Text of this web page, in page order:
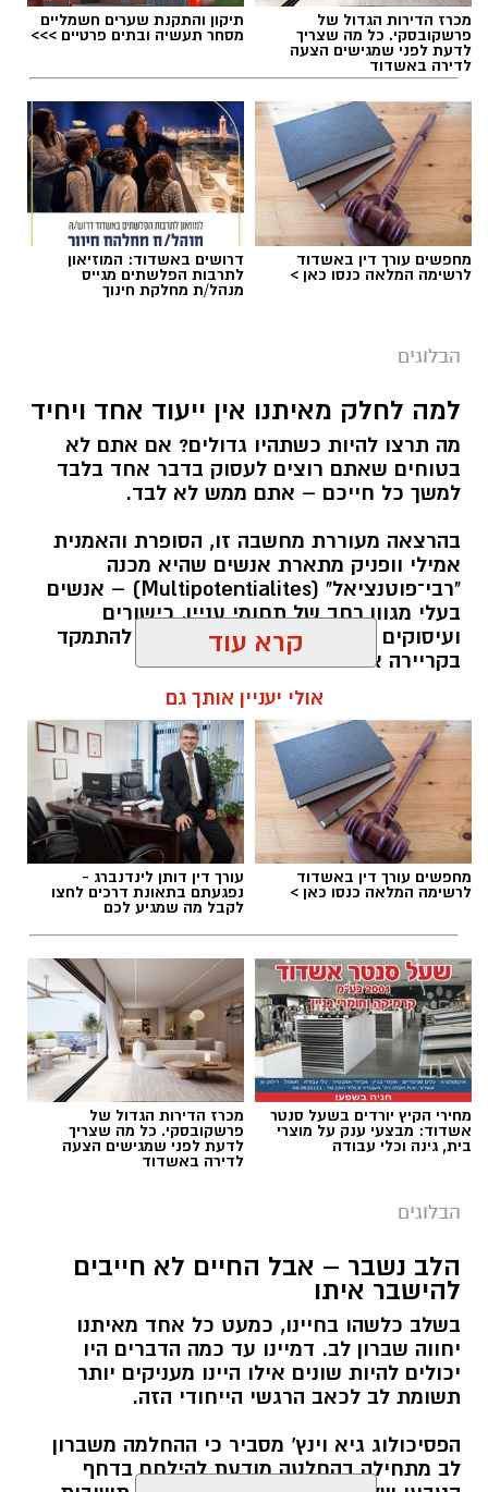
מכרז הדירות הגדול של
פרשקובסקי. כל מה שצריך
לדעת לפני שמגישים הצעה
לדירה באשדוד
תיקון והתקנת שערים חשמליים
מסחר תעשיה ובתים פרטיים >>>
מחפשים עורך דין באשדוד
לרשימה המלאה כנסו כאן >
דרושים באשדוד: המוזיאון
לתרבות הפלשתים מגייס
מנהל/ת מחלקת חינוך
הבלוגים
למה לחלק מאיתנו אין ייעוד אחד ויחיד
מה תרצו להיות כשתהיו גדולים? אם אתם לא
בטוחים שאתם רוצים לעסוק בדבר אחד בלבד
למשך כל חייכם – אתם ממש לא לבד.
בהרצאה מעוררת מחשבה זו, הסופרת והאמנית
אמילי וופניק מתארת אנשים שהיא מכנה
"רבי־פוטנציאל" (Multipotentialites) – אנשים
בעלי מגוון רחב של תחומי עניין, כישורים
ועיסוקים שונים לאורך חייהם, במקום להתמקד
בקריירה אחת בלבד.
האם גם אתם כאלה?
להאזנה לתוכן:
אלדה נתנאל / 09:20 07.08.26
תגים:ייעוד
רוצה לעקוב אחרי הערוץ של הקבוצה "אשדוד נט"
ב-WhatsApp לחצו כאן
להורדת אפליקציה של אשדוד נט לחצו כאן
קרא עוד
אולי יעניין אותך גם
מחפשים עורך דין באשדוד
לרשימה המלאה כנסו כאן >
עורך דין דותן לינדנברג -
נפגעתם בתאונת דרכים לחצו
לקבל מה שמגיע לכם
מחירי הקיץ יורדים בשעל סנטר
אשדוד: מבצעי ענק על מוצרי
בית, גינה וכלי עבודה
מכרז הדירות הגדול של
פרשקובסקי. כל מה שצריך
לדעת לפני שמגישים הצעה
לדירה באשדוד
הבלוגים
הלב נשבר – אבל החיים לא חייבים
להישבר איתו
בשלב כלשהו בחיינו, כמעט כל אחד מאיתנו
יחווה שברון לב. דמיינו עד כמה הדברים היו
יכולים להיות שונים אילו היינו מעניקים יותר
תשומת לב לכאב הרגשי הייחודי הזה.
הפסיכולוג גיא וינץ' מסביר כי ההחלמה משברון
לב מתחילה בהחלטה מודעת להילחם בדחף